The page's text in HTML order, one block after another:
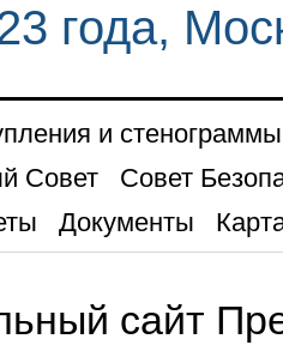
года,
и стенограммы
Совет
Совет
Документы
сайт